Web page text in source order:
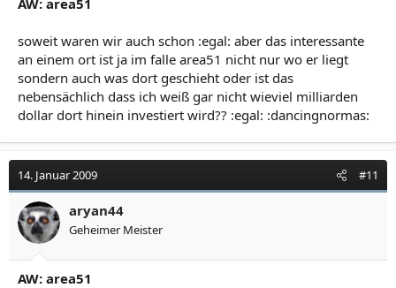
AW: area51
soweit waren wir auch schon :egal: aber das interessante
an einem ort ist ja im falle area51 nicht nur wo er liegt
sondern auch was dort geschieht oder ist das
nebensächlich dass ich weiß gar nicht wieviel milliarden
dollar dort hinein investiert wird?? :egal: :dancingnormas:
14. Januar 2009 #11
aryan44
Geheimer Meister
AW: area51